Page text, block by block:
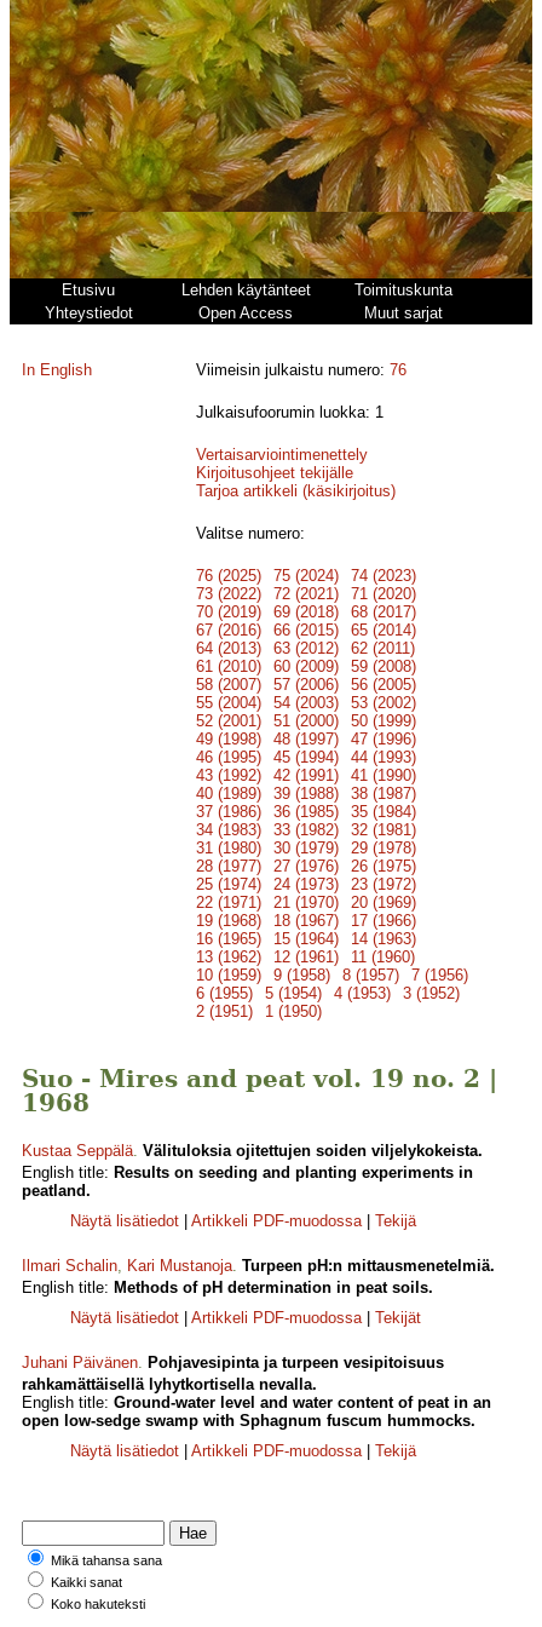
Etusivu Lehden käytänteet
Toimituskunta
Yhteystiedot
Open Access Muut sarjat
In English Viimeisin julkaistu numero:76
Julkaisufoorumin luokka: 1
Vertaisarviointimenettely
Kirjoitusohjeet tekijälle
Tarjoa artikkeli (käsikirjoitus)
Valitse numero:
76 (2025) 75 (2024)
74 (2023)
73 (2022)
72 (2021)
71 (2020)
70 (2019)
69 (2018)
68 (2017)
67 (2016)
66 (2015)
65 (2014)
64 (2013)
63 (2012)
62 (2011)
61 (2010)
60 (2009)
59 (2008)
58 (2007)
57 (2006)
56 (2005)
55 (2004)
54 (2003)
53 (2002)
52 (2001)
51 (2000)
50 (1999)
49 (1998)
48 (1997)
47 (1996)
46 (1995)
45 (1994)
44 (1993)
43 (1992)
42 (1991)
41 (1990)
40 (1989)
39 (1988)
38 (1987)
37 (1986)
36 (1985)
35 (1984)
34 (1983)
33 (1982)
32 (1981)
31 (1980)
30 (1979)
29 (1978)
28 (1977)
27 (1976)
26 (1975)
25 (1974)
24 (1973)
23 (1972)
22 (1971)
21 (1970)
20 (1969)
19 (1968)
18 (1967)
17 (1966)
16 (1965)
15 (1964)
14 (1963)
13 (1962)
12 (1961)
11 (1960)
10 (1959)
9 (1958) 8 (1957)
7 (1956)
6 (1955)
5 (1954) 4 (1953)
3 (1952)
2 (1951)
1 (1950)
Suo - Mires and peat vol. 19 no. 2 |
1968
Kustaa Seppälä. Välituloksia ojitettujen soiden viljelykokeista.
English title: Results on seeding and planting experiments in
peatland.
Näytä lisätiedot
Artikkeli PDF-muodossa| Tekijä
Ilmari Schalin, Kari Mustanoja. Turpeen pH:n mittausmenetelmiä.
English title: Methods of pH determination in peat soils.
Näytä lisätiedot
Artikkeli PDF-muodossa| Tekijät
Juhani Päivänen. Pohjavesipinta ja turpeen vesipitoisuus
rahkamättäisellä lyhytkortisella nevalla.
English title: Ground-water level and water content of peat in an
open low-sedge swamp with Sphagnum fuscum hummocks.
Näytä lisätiedot
Artikkeli PDF-muodossa| Tekijä
Mikä tahansa sana
Kaikki sanat
Koko hakuteksti